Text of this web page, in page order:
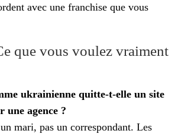
avec une franchise que vous
que vous voulez vraiment
ukrainienne quitte-t-elle un site
une agence ?
mari, pas un correspondant. Les